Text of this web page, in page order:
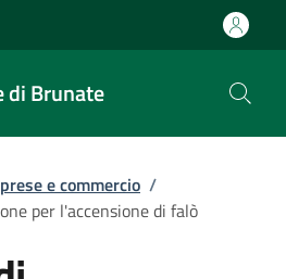
di Brunate
e commercio /
per l'accensione di falò